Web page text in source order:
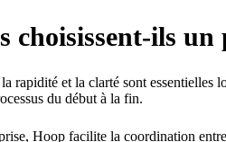
choisissent-ils
rapidité et la clarté sont
du début à la fin.
Hoop facilite la coordination